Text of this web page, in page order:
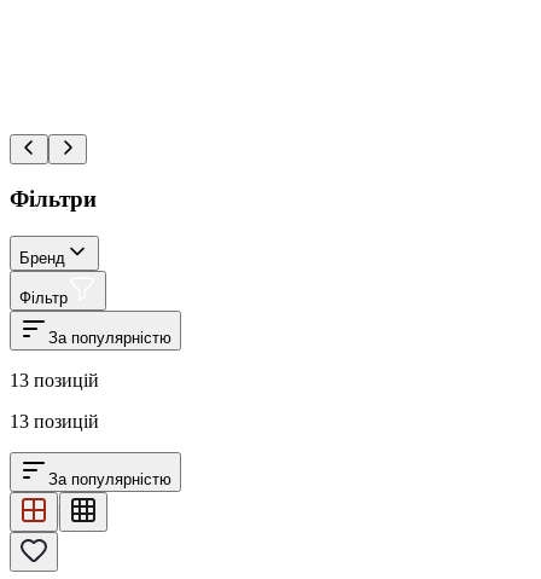
Фільтри
Бренд
Фільтр
За популярністю
13 позицій
13 позицій
За популярністю